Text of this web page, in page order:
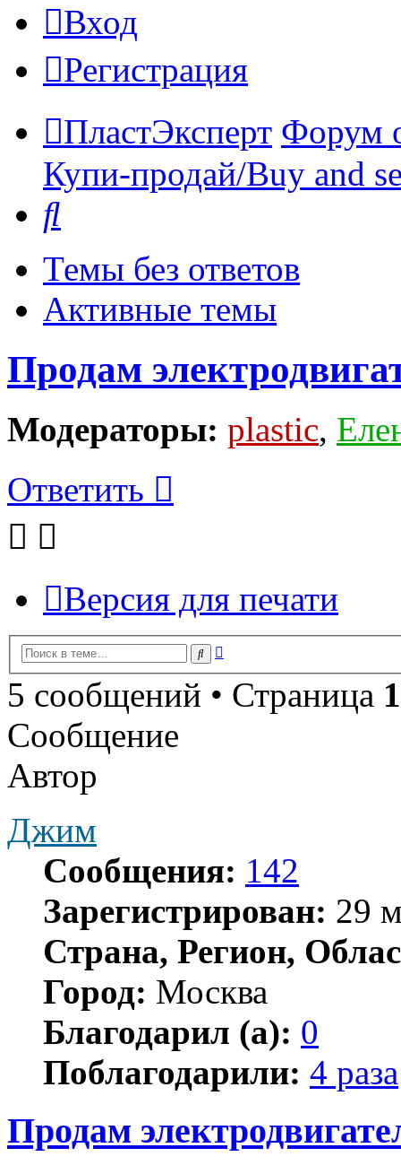
Вход
Регистрация
ПластЭксперт Форум
Купи-продай/Buy and
Темы без ответов
Активные темы
Продам
Модераторы: plastic,
Ответить
Версия для печати
Поиск
5 сообщений • Страница 1
Сообщение
Автор
Джим
Сообщения: 142
Зарегистрирован: 29
Страна, Регион,
Город: Москва
Благодарил (а): 0
Поблагодарили: 4 раза
Продам